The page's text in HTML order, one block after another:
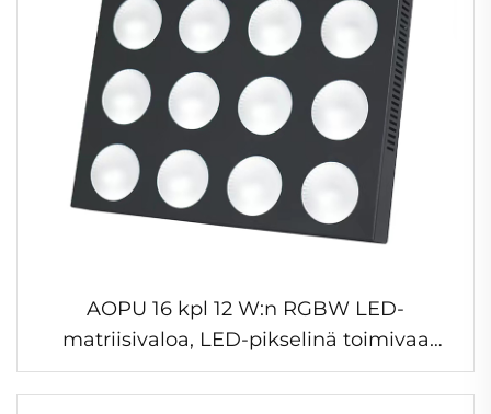
AOPU 16 kpl 12 W:n RGBW LED-
matriisivaloa, LED-pikselinä toimivaa
lavavaloa konsertteihin, DJ-tapahtumiin,
diskoille ja yökerhoihin